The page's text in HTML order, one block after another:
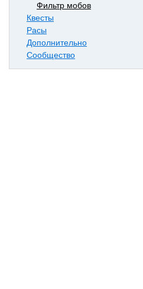
Фильтр мобов
Квесты
Расы
Дополнительно
Сообщество